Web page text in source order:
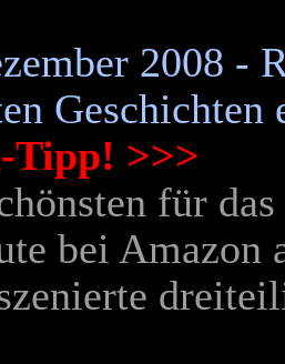
2008 -
Tipp! >>>
für
bei